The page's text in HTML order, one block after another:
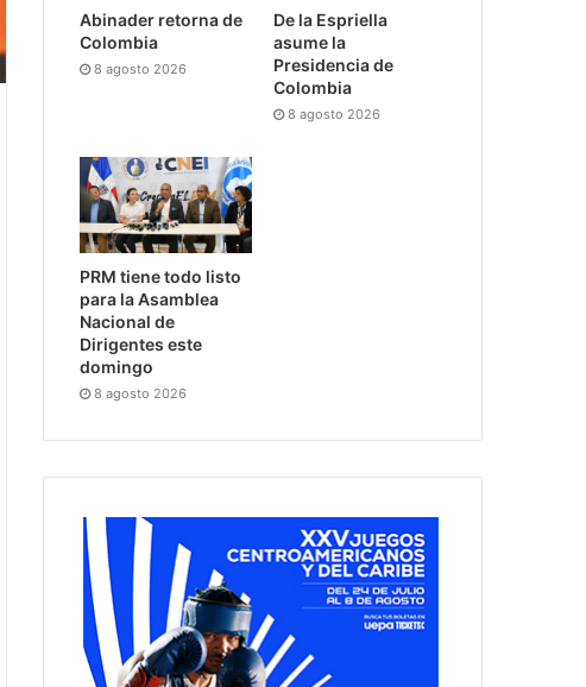
Abinader retorna de
Colombia
8 agosto 2026
De la Espriella
asume la
Presidencia de
Colombia
8 agosto 2026
PRM tiene todo listo
para la Asamblea
Nacional de
Dirigentes este
domingo
8 agosto 2026